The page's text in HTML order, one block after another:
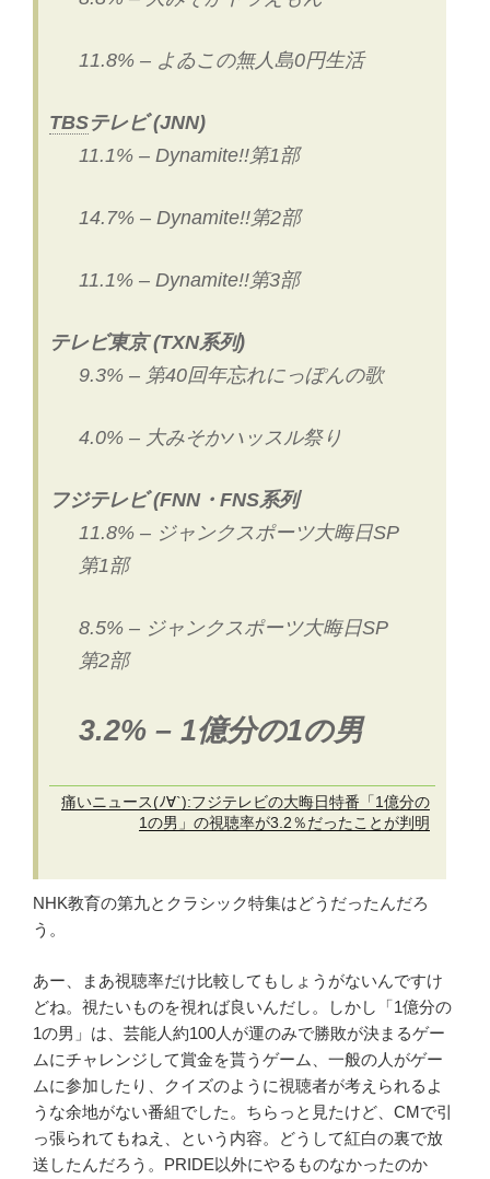
11.8% – よゐこの無人島0円生活
TBSテレビ (JNN)
11.1% – Dynamite!!第1部
14.7% – Dynamite!!第2部
11.1% – Dynamite!!第3部
テレビ東京 (TXN系列)
9.3% – 第40回年忘れにっぽんの歌
4.0% – 大みそかハッスル祭り
フジテレビ (FNN・FNS系列
11.8% – ジャンクスポーツ大晦日SP
第1部
8.5% – ジャンクスポーツ大晦日SP
第2部
3.2% – 1億分の1の男
痛いニュース(ﾉ∀`):フジテレビの大晦日特番「1億分の
1の男」の視聴率が3.2％だったことが判明
NHK教育の第九とクラシック特集はどうだったんだろ
う。
あー、まあ視聴率だけ比較してもしょうがないんですけ
どね。視たいものを視れば良いんだし。しかし「1億分の
1の男」は、芸能人約100人が運のみで勝敗が決まるゲー
ムにチャレンジして賞金を貰うゲーム、一般の人がゲー
ムに参加したり、クイズのように視聴者が考えられるよ
うな余地がない番組でした。ちらっと見たけど、CMで引
っ張られてもねえ、という内容。どうして紅白の裏で放
送したんだろう。PRIDE以外にやるものなかったのか